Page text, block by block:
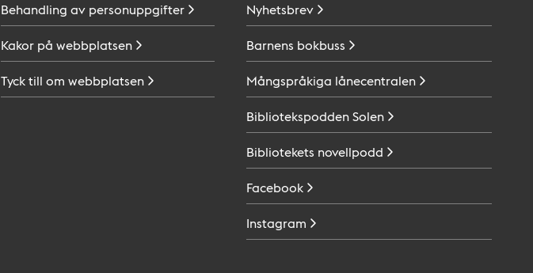
Behandling av personuppgifter
Kakor på webbplatsen
Tyck till om webbplatsen
Nyhetsbrev
Barnens bokbuss
Mångspråkiga lånecentralen
BibliotekspoddenSolen
Bibliotekets novellpodd
Facebook
Instagram